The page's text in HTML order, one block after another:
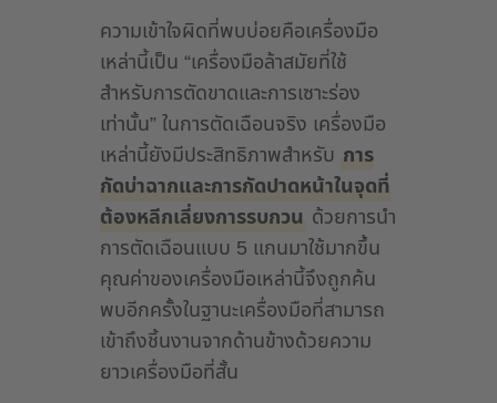
ความเข้าใจผิดที่พบบ่อยคือเครื่องมือ
เหล่านี้เป็น “เครื่องมือล้าสมัยที่ใช้
สำหรับการตัดขาดและการเซาะร่อง
เท่านั้น” ในการตัดเฉือนจริง เครื่องมือ
เหล่านี้ยังมีประสิทธิภาพสำหรับ การ
กัดบ่าฉากและการกัดปาดหน้าในจุดที่
ต้องหลีกเลี่ยงการรบกวน ด้วยการนำ
การตัดเฉือนแบบ 5 แกนมาใช้มากขึ้น
คุณค่าของเครื่องมือเหล่านี้จึงถูกค้น
พบอีกครั้งในฐานะเครื่องมือที่สามารถ
เข้าถึงชิ้นงานจากด้านข้างด้วยความ
ยาวเครื่องมือที่สั้น